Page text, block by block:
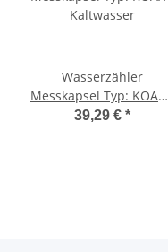
Wasserzähler
Messkapsel Typ: KOAX -
Kaltwasser
39,29 € *